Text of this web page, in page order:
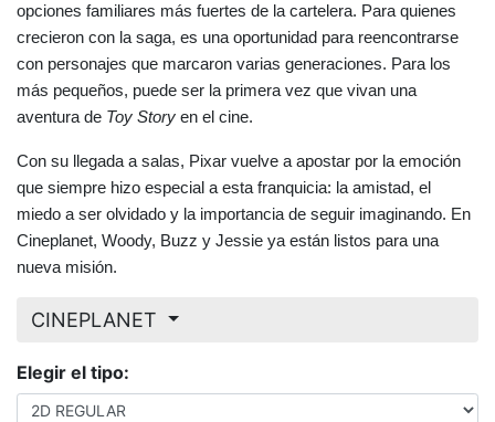
opciones familiares más fuertes de la cartelera. Para quienes
crecieron con la saga, es una oportunidad para reencontrarse
con personajes que marcaron varias generaciones. Para los
más pequeños, puede ser la primera vez que vivan una
aventura de Toy Story en el cine.
Con su llegada a salas, Pixar vuelve a apostar por la emoción
que siempre hizo especial a esta franquicia: la amistad, el
miedo a ser olvidado y la importancia de seguir imaginando. En
Cineplanet, Woody, Buzz y Jessie ya están listos para una
nueva misión.
CINEPLANET
Elegir el tipo: